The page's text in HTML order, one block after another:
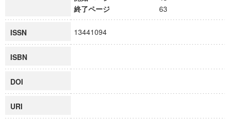
終了ページ
63
ISSN 13441094
ISBN
DOI
URI